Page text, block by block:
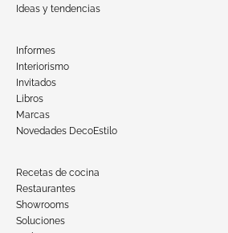
Ideas y tendencias
Informes
Interiorismo
Invitados
Libros
Marcas
Novedades DecoEstilo
Recetas de cocina
Restaurantes
Showrooms
Soluciones